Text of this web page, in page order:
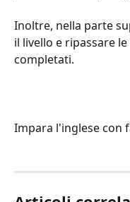
Inoltre, nella parte
il livello e ripassare
completati.
Impara l'inglese con